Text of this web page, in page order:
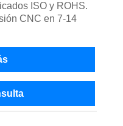
ISO y ROHS.
CNC en 7-14